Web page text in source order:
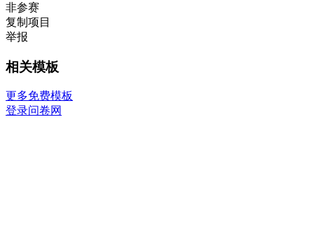
非参赛
复制项目
举报
相关模板
更多免费模板
登录问卷网